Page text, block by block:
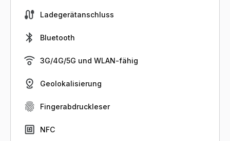
Ladegerätanschluss
Bluetooth
3G/4G/5G und WLAN-fähig
Geolokalisierung
Fingerabdruckleser
NFC